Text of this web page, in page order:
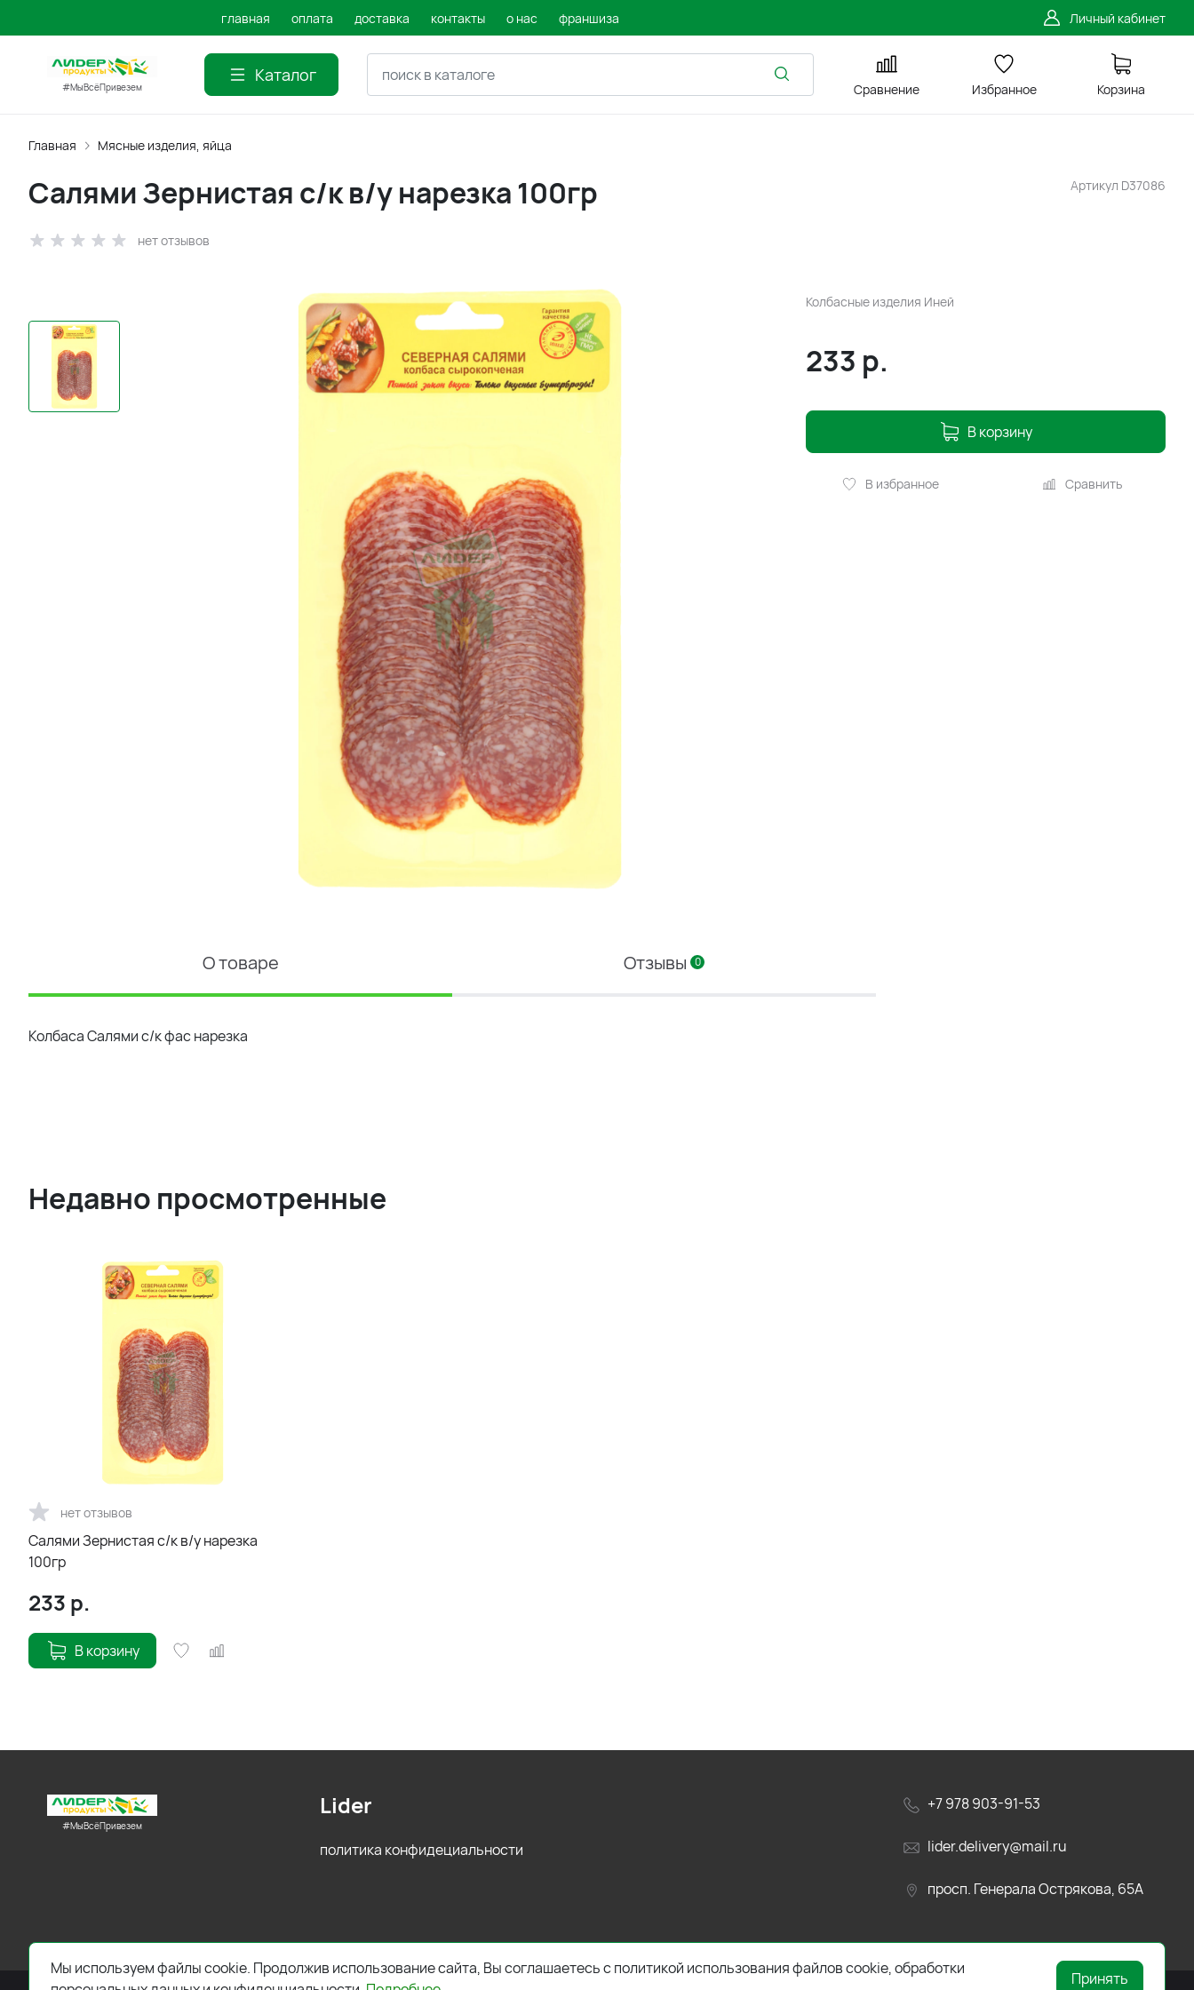
главная оплата доставка контакты о нас франшиза Личный кабинет
#МыВсёПривезем
Каталог
Сравнение Избранное Корзина
Главная Мясные изделия, яйца
Артикул D37086
Салями Зернистая с/к в/у нарезка 100гр
нет отзывов
Колбасные изделия Иней
233 р.
В корзину
В избранное Сравнить
О товаре Отзывы 0
Колбаса Салями с/к фас нарезка
Недавно просмотренные
нет отзывов
Салями Зернистая с/к в/у нарезка
100гр
233 р.
В корзину
#МыВсёПривезем
+7 978 903-91-53
lider.delivery@mail.ru
просп. Генерала Острякова, 65А
Lider
политика конфидециальности
Мы используем файлы cookie. Продолжив использование сайта, Вы соглашаетесь с политикой использования файлов cookie, обработки
Принять